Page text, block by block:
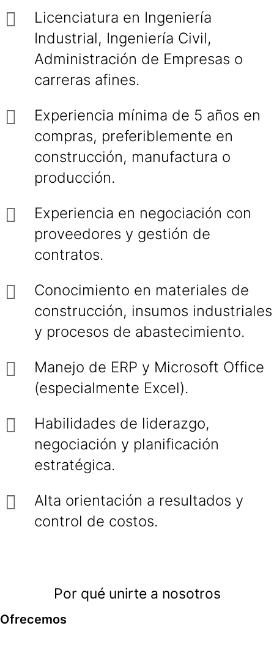
Licenciatura en Ingeniería
Industrial, Ingeniería Civil,
Administración de Empresas o
carreras afines.
Experiencia mínima de 5 años en
compras, preferiblemente en
construcción, manufactura o
producción.
Experiencia en negociación con
proveedores y gestión de
contratos.
Conocimiento en materiales de
construcción, insumos industriales
y procesos de abastecimiento.
Manejo de ERP y Microsoft Office
(especialmente Excel).
Habilidades de liderazgo,
negociación y planificación
estratégica.
Alta orientación a resultados y
control de costos.
Por qué unirte a nosotros
Ofrecemos